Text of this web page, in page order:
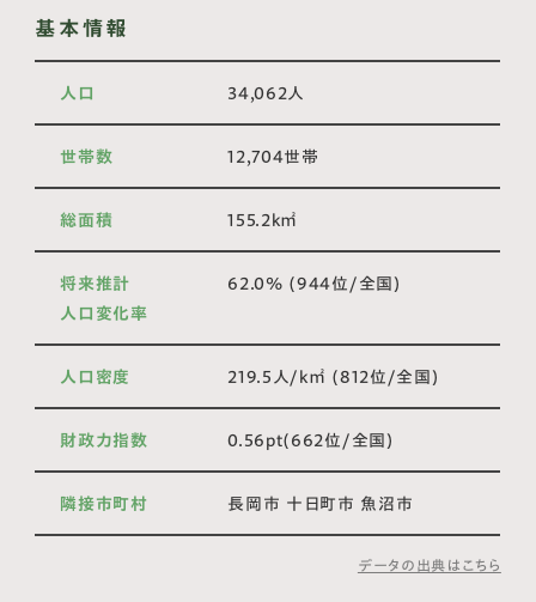
基本情報
人口 34,062人
世帯数 12,704世帯
総面積 155.2k㎡
将来推計
人口変化率
62.0% (944位/全国)
人口密度 219.5人/k㎡ (812位/全国)
財政力指数 0.56pt(662位/全国)
隣接市町村 長岡市 十日町市 魚沼市
データの出典はこちら